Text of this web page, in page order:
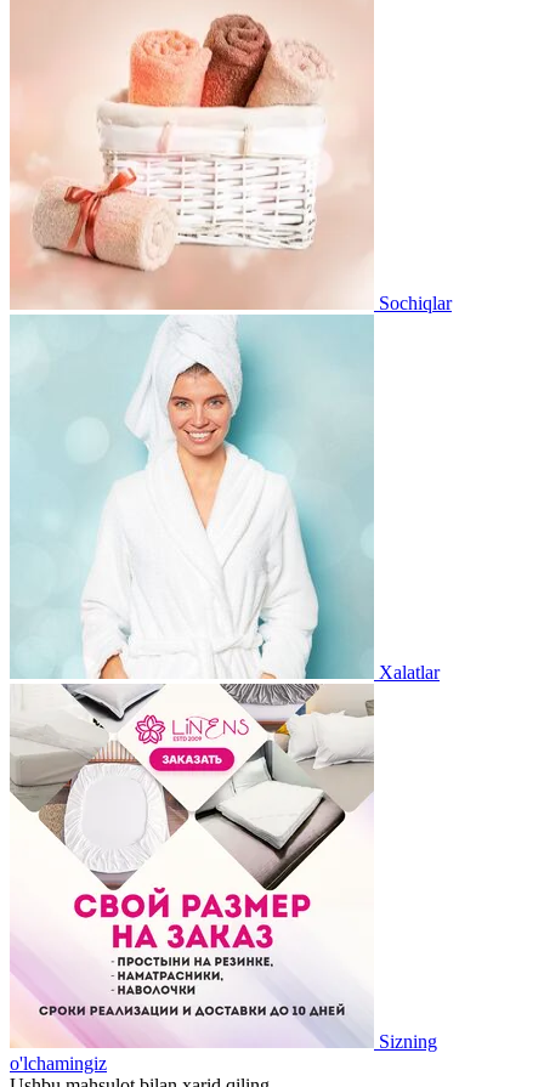
Sochiqlar
Xalatlar
Sizning
o'lchamingiz